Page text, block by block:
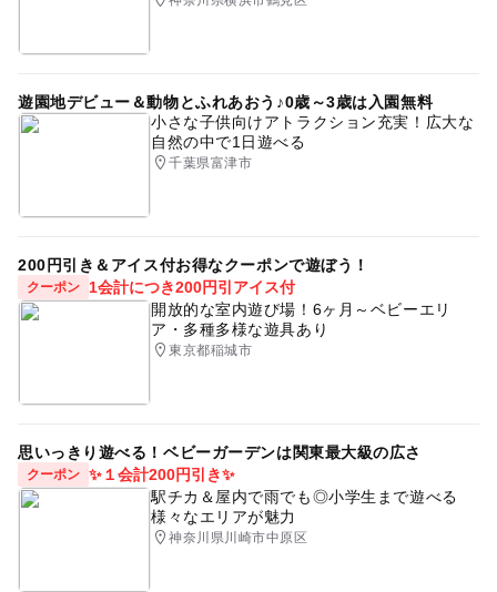
遊園地デビュー＆動物とふれあおう♪0歳～3歳は入園無料
小さな子供向けアトラクション充実！広大な
自然の中で1日遊べる
千葉県富津市
200円引き＆アイス付お得なクーポンで遊ぼう！
クーポン 1会計につき200円引アイス付
開放的な室内遊び場！6ヶ月～ベビーエリ
ア・多種多様な遊具あり
東京都稲城市
思いっきり遊べる！ベビーガーデンは関東最大級の広さ
クーポン ✨１会計200円引き✨
駅チカ＆屋内で雨でも◎小学生まで遊べる
様々なエリアが魅力
神奈川県川崎市中原区